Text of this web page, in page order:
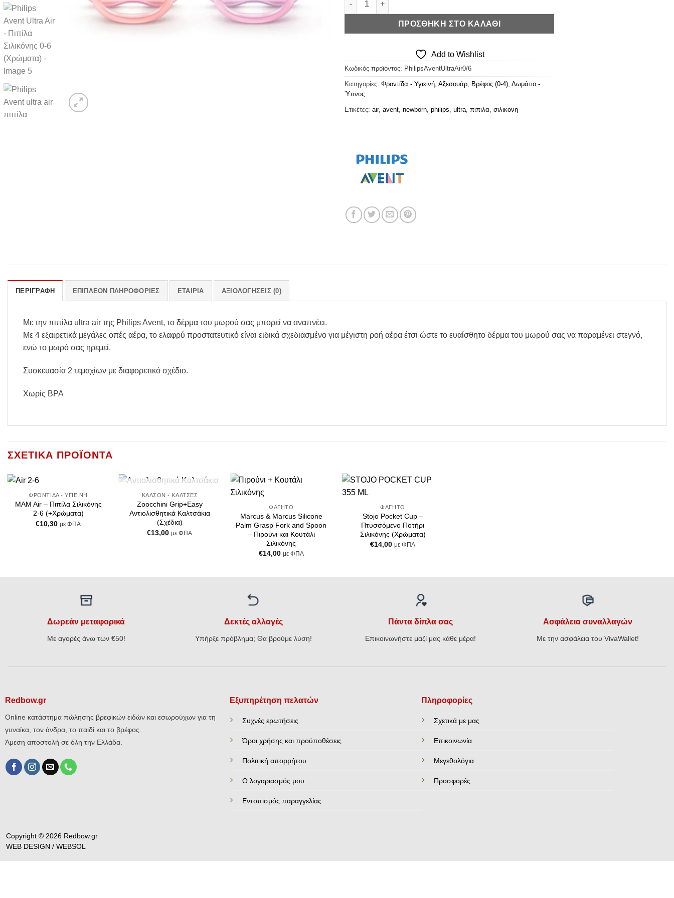
ΠΡΟΣΘΉΚΗ ΣΤΟ ΚΑΛΆΘΙ
Add to Wishlist
Κωδικός προϊόντος: PhilipsAventUltraAir0/6
Κατηγορίες: Φροντίδα - Υγιεινή Αξεσουάρ Βρέφος (0-4) Δωμάτιο -
Ύπνος
Ετικέτες: air, avent newborn philips ultra πιπιλα σιλικονη
ΠΕΡΙΓΡΑΦΉ ΕΠΙΠΛΈΟΝ ΠΛΗΡΟΦΟΡΊΕΣ ΕΤΑΙΡΊΑ ΑΞΙΟΛΟΓΉΣΕΙΣ (0)
Με την πιπίλα ultra air της Philips Avent, το δέρμα του μωρού σας μπορεί να αναπνέει.
Με 4 εξαιρετικά μεγάλες οπές αέρα, το ελαφρύ προστατευτικό είναι ειδικά σχεδιασμένο για μέγιστη ροή αέρα έτσι ώστε το ευαίσθητο δέρμα του μωρού σας να παραμένει στεγνό,
ενώ το μωρό σας ηρεμεί.
Συσκευασία 2 τεμαχίων με διαφορετικό σχέδιο.
Χωρίς BPA
ΣΧΕΤΙΚΆ ΠΡΟΪΌΝΤΑ
Add to
Wishlist
+
ΦΡΟΝΤΊΔΑ - ΥΓΙΕΙΝΉ
MAM Air – Πιπίλα Σιλικόνης
2-6 (+Χρώματα)
€10,30 με ΦΠΑ
Wishlist
+
ΕΞΑΝΤΛΗΜΈΝΟ
ΚΑΛΣΌΝ - ΚΆΛΤΣΕΣ
Zoocchini Grip+Easy
Αντιολισθητικά Καλτσάκια
(Σχέδια)
€13,00 με ΦΠΑ
ΦΑΓΗΤΌ
Marcus & Marcus Silicone
Palm Grasp Fork and Spoon
– Πιρούνι και Κουτάλι
Σιλικόνης
€14,00 με ΦΠΑ
+
ΦΑΓΗΤΌ
Stojo Pocket Cup –
Πτυσσόμενο Ποτήρι
Σιλικόνης (Χρώματα)
€14,00 με ΦΠΑ
Δωρεάν μεταφορικά
Με αγορές άνω των €50!
Δεκτές αλλαγές
Υπήρξε πρόβλημα; Θα βρούμε λύση!
Πάντα δίπλα σας
Επικοινωνήστε μαζί μας κάθε μέρα!
Ασφάλεια συναλλαγών
Με την ασφάλεια του VivaWallet!
Redbow.gr
Online κατάστημα πώλησης βρεφικών ειδών και εσωρούχων για τη
γυναίκα, τον άνδρα, το παιδί και το βρέφος.
Άμεση αποστολή σε όλη την Ελλάδα.
Εξυπηρέτηση πελατών
Συχνές ερωτήσεις
Όροι χρήσης και προϋποθέσεις
Πολιτική απορρήτου
Ο λογαριασμός μου
Εντοπισμός παραγγελίας
Πληροφορίες
Σχετικά με μας
Επικοινωνία
Mεγεθολόγια
Προσφορές
Copyright © 2026 Redbow.gr
WEB DESIGN / WEBSOL